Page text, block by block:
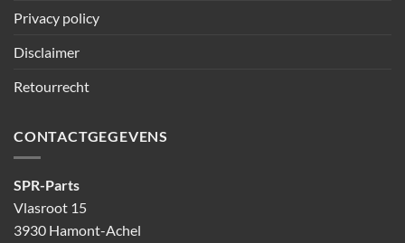
Privacy policy
Disclaimer
Retourrecht
CONTACTGEGEVENS
SPR-Parts
Vlasroot 15
3930 Hamont-Achel